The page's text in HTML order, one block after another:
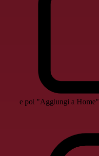
e poi "Aggiungi a Home"